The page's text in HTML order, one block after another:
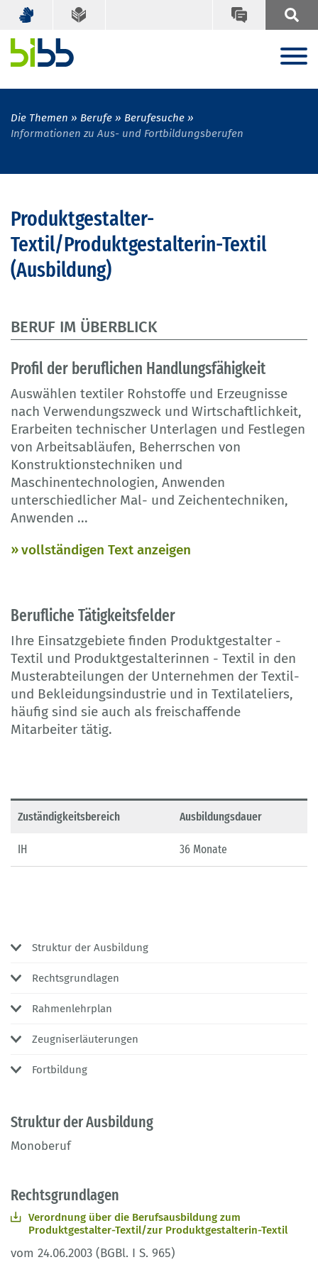
Die Themen Berufe
Berufesuche
Informationen zu Aus- und Fortbildungsberufen
Produktgestalter-
Textil/Produktgestalterin-Textil
(Ausbildung)
BERUF IM ÜBERBLICK
Profil der beruflichen Handlungsfähigkeit
Auswählen textiler Rohstoffe und Erzeugnisse
nach Verwendungszweck und Wirtschaftlichkeit,
Erarbeiten technischer Unterlagen und Festlegen
von Arbeitsabläufen, Beherrschen von
Konstruktionstechniken und
Maschinentechnologien, Anwenden
unterschiedlicher Mal- und Zeichentechniken,
Anwenden ...
vollständigen Text anzeigen
Berufliche Tätigkeitsfelder
Ihre Einsatzgebiete finden Produktgestalter -
Textil und Produktgestalterinnen - Textil in den
Musterabteilungen der Unternehmen der Textil-
und Bekleidungsindustrie und in Textilateliers,
häufig sind sie auch als freischaffende
Mitarbeiter tätig.
Zuständigkeitsbereich Ausbildungsdauer
IH 36 Monate
Struktur der Ausbildung
Rechtsgrundlagen
Rahmenlehrplan
Zeugniserläuterungen
Fortbildung
Struktur der Ausbildung
Monoberuf
Rechtsgrundlagen
Verordnung über die Berufsausbildung zum
Produktgestalter-Textil/zur Produktgestalterin-Textil
vom 24.06.2003 (BGBl. I S. 965)